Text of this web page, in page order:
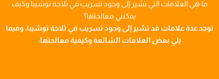
ما هي العلامات التي تشير إلى وجود تسريب في ثلاجة توشيبا وكيف
يمكنني معالجتها؟
توجد عدة علامات قد تشير إلى وجود تسريب في ثلاجة توشيبا، وفيما
يلي بعض العلامات الشائعة وكيفية معالجتها: